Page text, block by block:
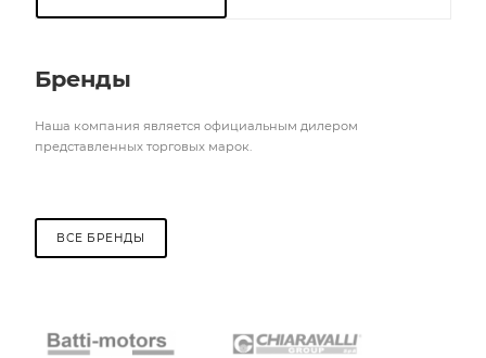
Бренды
Наша компания является официальным дилером
представленных торговых марок.
ВСЕ БРЕНДЫ